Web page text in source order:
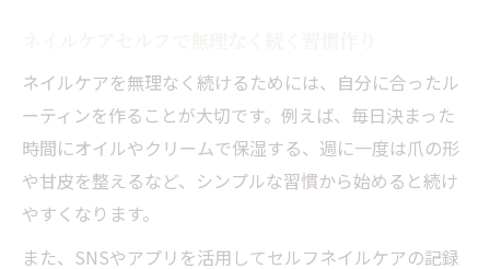
ネイルケアを無理なく続けるためには、自分に合ったル
ーティンを作ることが大切です。例えば、毎日決まった
時間にオイルやクリームで保湿する、週に一度は爪の形
や甘皮を整えるなど、シンプルな習慣から始めると続け
やすくなります。
また、SNSやアプリを活用してセルフネイルケアの記録